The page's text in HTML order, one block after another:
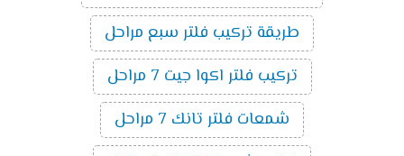
طريقة تركيب فلتر سبع مراحل
تركيب فلتر اكوا جيت 7 مراحل
شمعات فلتر تانك 7 مراحل